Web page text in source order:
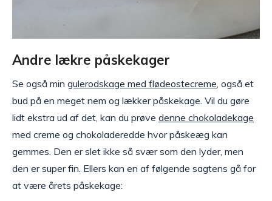
Andre lækre påskekager
Se også min gulerodskage med flødeostecreme, også et
bud på en meget nem og lækker påskekage. Vil du gøre
lidt ekstra ud af det, kan du prøve denne chokoladekage
med creme og chokoladeredde hvor påskeæg kan
gemmes. Den er slet ikke så svær som den lyder, men
den er super fin. Ellers kan en af følgende sagtens gå for
at være årets påskekage: